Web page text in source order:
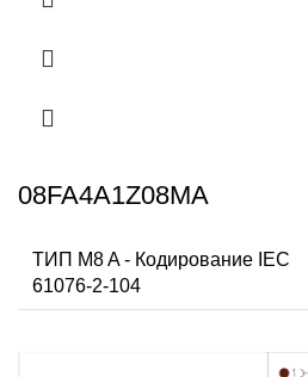
08FA4A1Z08MA
ТИП M8 A - Кодирование IEC
61076-2-104